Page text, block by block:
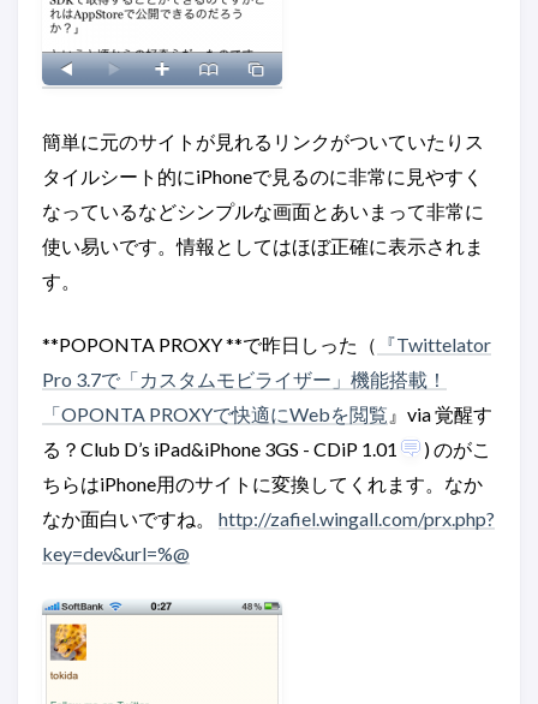
簡単に元のサイトが見れるリンクがついていたりス
タイルシート的にiPhoneで見るのに非常に見やすく
なっているなどシンプルな画面とあいまって非常に
使い易いです。情報としてはほぼ正確に表示されま
す。
**POPONTA PROXY **で昨日しった（ 『Twittelator
Pro 3.7で「カスタムモビライザー」機能搭載！
「OPONTA PROXYで快適にWebを閲覧 』via 覚醒す
る？Club D’s iPad&iPhone 3GS - CDiP 1.01
) のがこ
ちらはiPhone用のサイトに変換してくれます。なか
なか面白いですね。 http://zafiel.wingall.com/prx.php?
key=dev&url=%@